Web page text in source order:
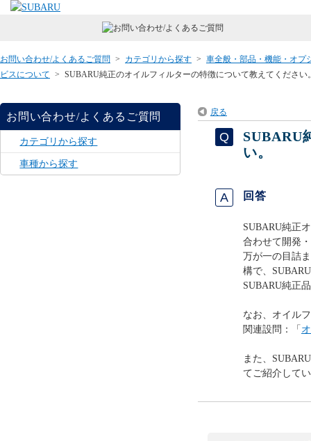
お問い合わせ/よくあるご質問 > カテゴリから探す > 車全般・部品・機能・オプ
ビスについて > SUBARU純正のオイルフィルターの特徴について教えてください
お問い合わせ/よくあるご質問
カテゴリから探す
車種から探す
戻る
SUBARU
い。
回答
SUBARU純正
合わせて開発
万が一の目詰
構で、
SUBARU純正
なお、オイル
関連設問：「
また、
てご紹介して